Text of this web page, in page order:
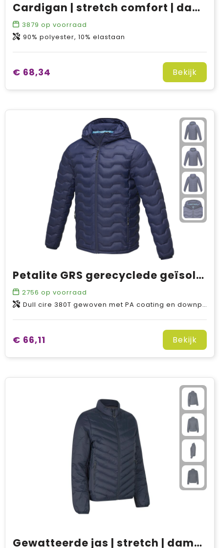
Cardigan | stretch comfort | dames
3879 op voorraad
90% polyester, 10% elastaan
€ 68,34 Bekijk
Petalite GRS gerecyclede geïsoleerde down herenjas
2756 op voorraad
Dull cire 380T gewoven met PA coating en downproof afwerking van GRS-gecertificeerd gerecycled nylon, Padding/filling, Down insulation: Responsible Down Standard (RDS) van Gerecycled dons Gerecyclede veren, 115 g/m2
€ 66,11 Bekijk
Gewatteerde jas | stretch | dames